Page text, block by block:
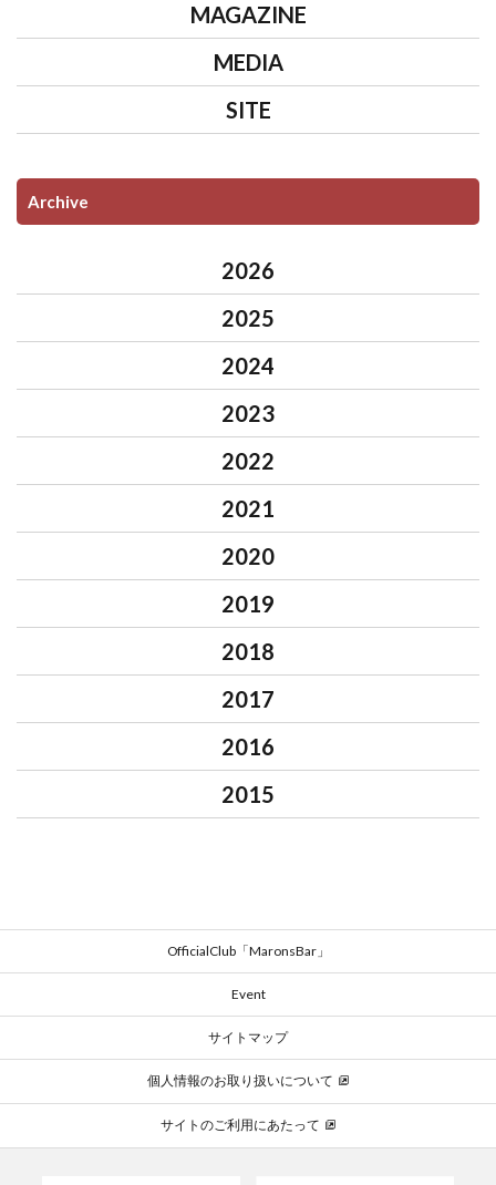
MAGAZINE
MEDIA
SITE
Archive
2026
2025
2024
2023
2022
2021
2020
2019
2018
2017
2016
2015
OfficialClub「MaronsBar」
Event
サイトマップ
個人情報のお取り扱いについて
サイトのご利用にあたって